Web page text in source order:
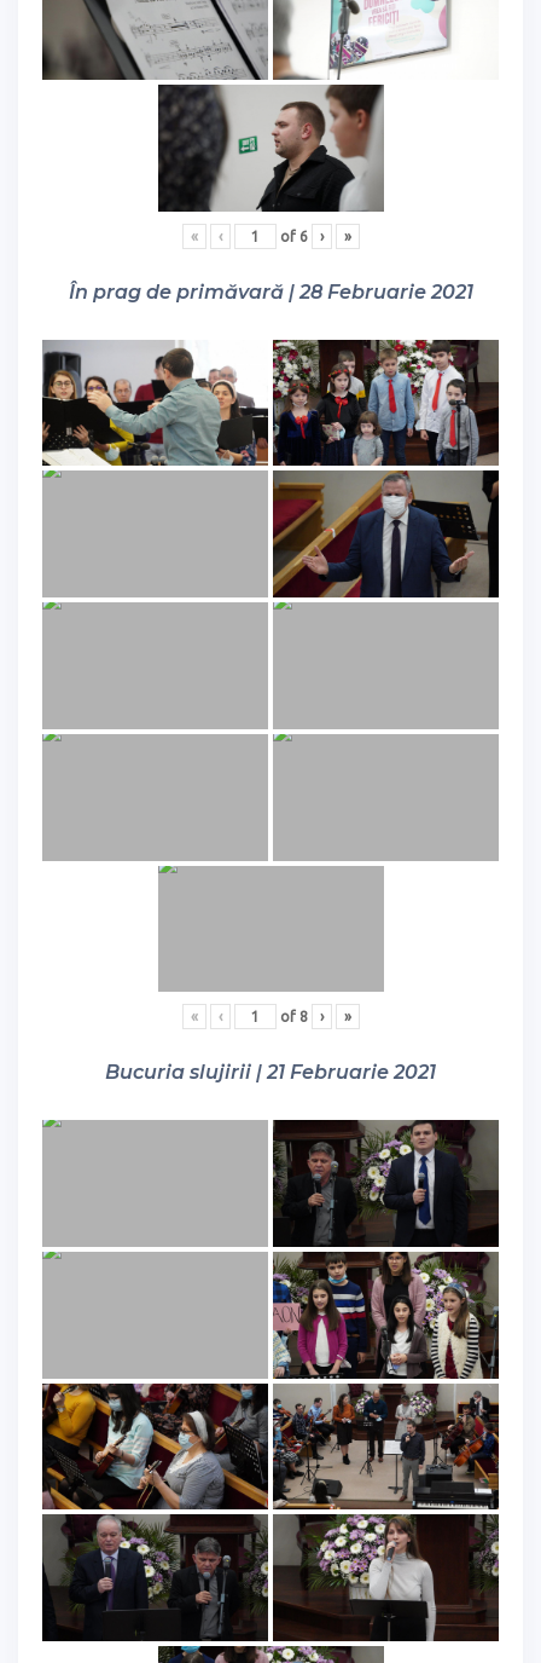
« ‹ of 6 › »
În prag de primăvară | 28 Februarie 2021
« ‹ of 8 › »
Bucuria slujirii | 21 Februarie 2021